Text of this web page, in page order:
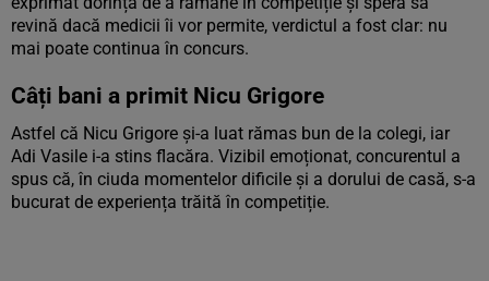
revină dacă medicii îi vor permite, verdictul a fost clar: nu
mai poate continua în concurs.
Câți bani a primit Nicu Grigore
Astfel că Nicu Grigore și-a luat rămas bun de la colegi, iar
Adi Vasile i-a stins flacăra. Vizibil emoționat, concurentul a
spus că, în ciuda momentelor dificile și a dorului de casă, s-a
bucurat de experiența trăită în competiție.